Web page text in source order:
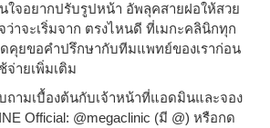
ใจอยากปรับรูปหน้า อัพลุคสายฝอให้สวย
าจะเริ่มจาก ตรงไหนดี ที่เมกะคลินิกทุก
คุยขอคำปรึกษากับทีมแพทย์ของเราก่อน
จ่ายเพิ่มเติม
ถามเบื้องต้นกับเจ้าหน้าที่แอดมินและจอง
Official: @megaclinic (มี @) หรือกด